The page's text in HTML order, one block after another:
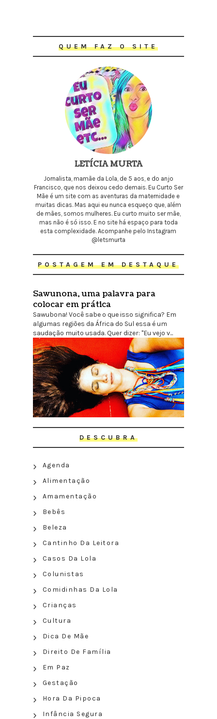
QUEM FAZ O SITE
LETÍCIA MURTA
Jornalista, mamãe da Lola, de 5 aos, e do anjo
Francisco, que nos deixou cedo demais. Eu Curto Ser
Mãe é um site com as aventuras da maternidade e
muitas dicas. Mas aqui eu nunca esqueço que, além
de mães, somos mulheres. Eu curto muito ser mãe,
mas não é só isso. E no site há espaço para toda
esta complexidade. Acompanhe pelo Instagram
@letsmurta
POSTAGEM EM DESTAQUE
Sawunona, uma palavra para
colocar em prática
Sawubona! Você sabe o que isso significa? Em
algumas regiões da África do Sul essa é um
saudação muito usada. Quer dizer: "Eu vejo v...
DESCUBRA
Agenda
Alimentação
Amamentação
Bebês
Beleza
Cantinho Da Leitora
Casos Da Lola
Colunistas
Comidinhas Da Lola
Crianças
Cultura
Dica De Mãe
Direito De Família
Em Paz
Gestação
Hora Da Pipoca
Infância Segura